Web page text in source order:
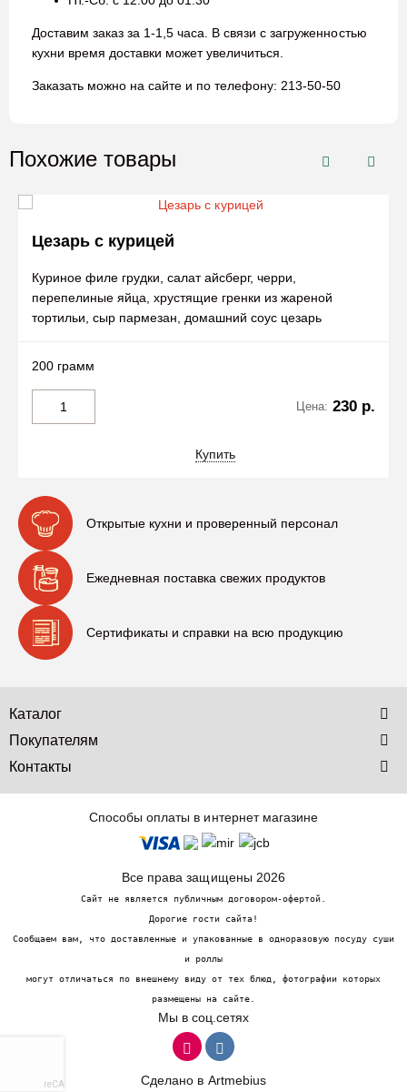
Доставим заказ за 1-1,5 часа. В связи с загруженностью
кухни время доставки может увеличиться.
Заказать можно на сайте и по телефону: 213-50-50
Похожие товары
Цезарь с курицей
Куриное филе грудки, салат айсберг, черри,
перепелиные яйца, хрустящие гренки из жареной
тортильи, сыр пармезан, домашний соус цезарь
200 грамм
Цена: 230 р.
Купить
Открытые кухни и проверенный персонал
Ежедневная поставка свежих продуктов
Сертификаты и справки на всю продукцию
Каталог
Покупателям
Контакты
Способы оплаты в интернет магазине
Все права защищены 2026
Сайт не является публичным договором-офертой.
Дорогие гости сайта!
Сообщаем вам, что доставленные и упакованные в одноразовую посуду суши
и роллы
могут отличаться по внешнему виду от тех блюд, фотографии которых
размещены на сайте.
Мы в соц.сетях
Сделано в Artmebius